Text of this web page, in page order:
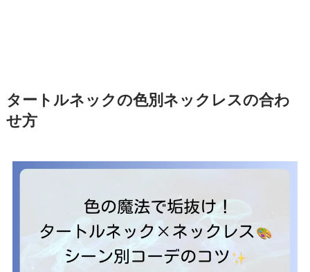
タートルネックの色別ネックレスの合わ
せ方